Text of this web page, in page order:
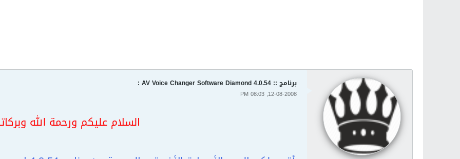
برنامج :: AV Voice Changer Software Diamond 4.0.54 :
12-08-2008, 08:03 PM
السلام عليكم ورحمة الله